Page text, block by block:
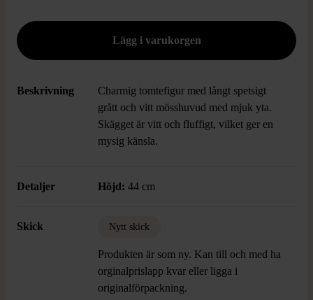
Beskrivning
Charmig tomtefigur med långt spetsigt
grått och vitt mösshuvud med mjuk yta.
Skägget är vitt och fluffigt, vilket ger en
mysig känsla.
Detaljer Höjd: 44 cm
Skick Nytt skick
Produkten är som ny. Kan till och med ha
orginalprislapp kvar eller ligga i
originalförpackning.